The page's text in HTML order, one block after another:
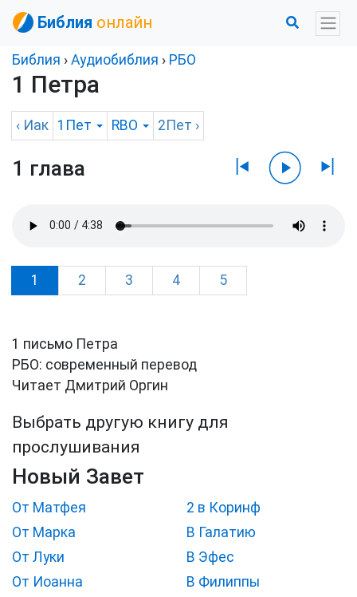
Библия онлайн
Библия › Аудиобиблия › РБО
1 Петра
‹ Иак 1Пет RBO 2Пет ›
1 глава
1 2 3 4 5
1 письмо Петра
РБО: современный перевод
Читает Дмитрий Оргин
Выбрать другую книгу для
прослушивания
Новый Завет
От Матфея
От Марка
От Луки
От Иоанна
2 в Коринф
В Галатию
В Эфес
В Филиппы